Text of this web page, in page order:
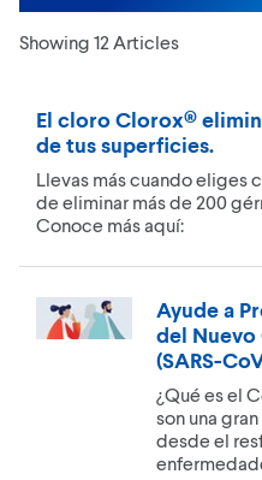
Showing 12 Articles
El cloro Clorox®
de tus superficies.
Llevas más cuando eliges
de eliminar más de 200
Conoce más aquí:
Ayude a
del Nuevo
(SARS-
¿Qué es el
son una
desde el